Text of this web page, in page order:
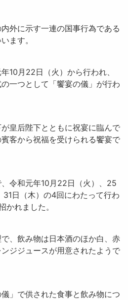
外に示す一連の国事行為である
ます。
10月22日（火）から行われ、
の一つとして「饗宴の儀 」が行わ
が皇后陛下とともに祝宴に臨んで
客から祝福を受けられる饗宴で
令和元年10月22日（火）、25
日（木）の4回にわたって行わ
かれました。
で、 飲み物は日本酒のほか白、赤
ジジュースが用意されたようで
」で供された食事と飲み物につ